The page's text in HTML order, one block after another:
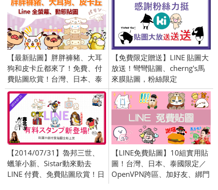
【最新貼圖】胖胖褲豬、大耳
狗和皮卡丘都來了！免費、付
費貼圖欣賞！台灣、日本、泰
國限定／openVPN跨區／
2016/7/21
【免費限定贈送】LINE 貼圖大
放送！彎彎貼圖、cherng's馬
來膜貼圖，粉絲限定
【2014/07/31】魯邦三世、
蠟筆小新、Sistar動來動去
LINE 付費、免費貼圖欣賞！日
【LINE免費貼圖】10組實用貼
圖！台灣、日本、泰國限定／
OpenVPN跨區、加好友、綁門